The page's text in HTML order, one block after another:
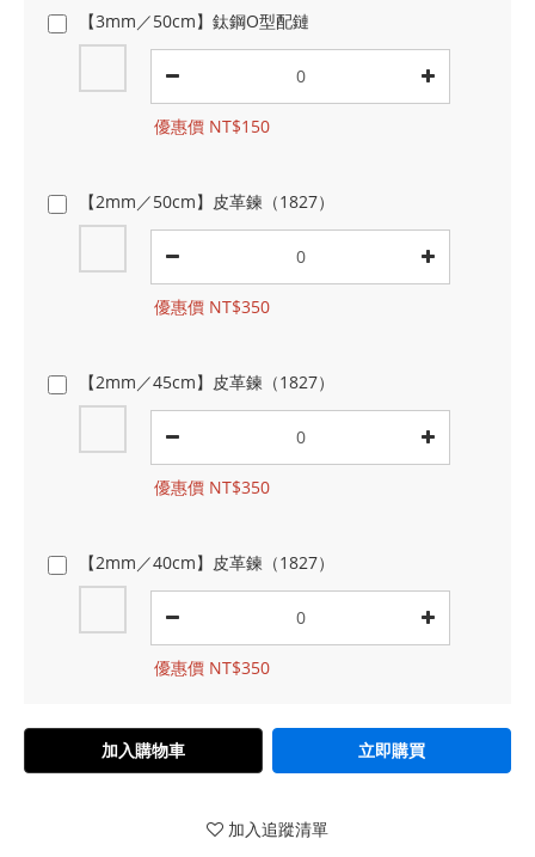
【3mm／50cm】鈦鋼O型配鏈
優惠價 NT$150
【2mm／50cm】皮革鍊（1827）
優惠價 NT$350
【2mm／45cm】皮革鍊（1827）
優惠價 NT$350
【2mm／40cm】皮革鍊（1827）
優惠價 NT$350
加入購物車 立即購買
加入追蹤清單